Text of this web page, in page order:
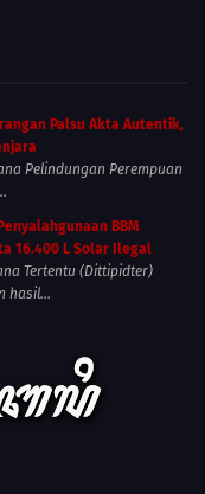
Palsu Akta Autentik,
Pelindungan Perempuan
BBM
16.400 L Solar Ilegal
Tertentu (Dittipidter)
hasil...